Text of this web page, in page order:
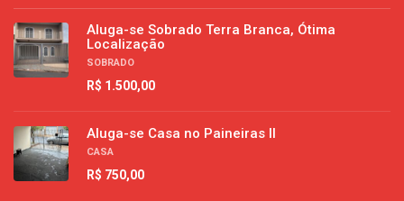
Aluga-se Sobrado Terra Branca, Ótima
Localização
SOBRADO
R$ 1.500,00
Aluga-se Casa no Paineiras II
CASA
R$ 750,00